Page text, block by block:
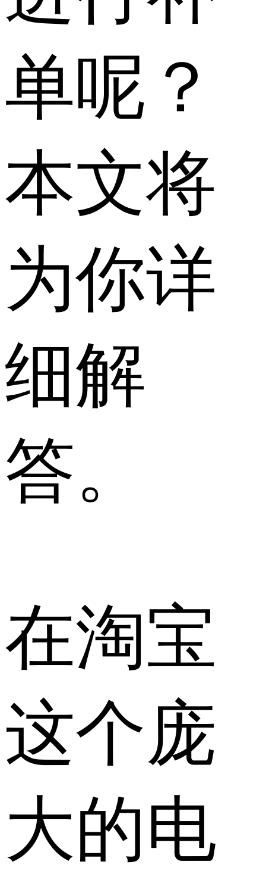
单呢？
本文将
为你详
细解
答。
在淘宝
这个庞
大的电